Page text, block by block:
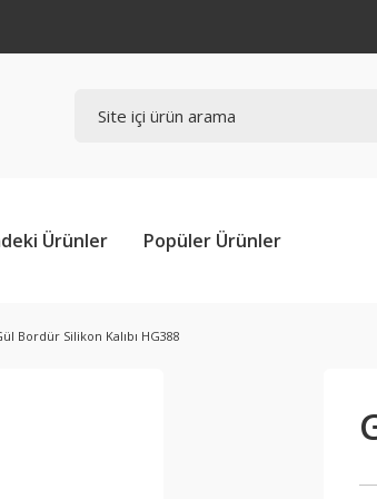
Ürünler Popüler Ürünler
Bordür Silikon Kalıbı HG388